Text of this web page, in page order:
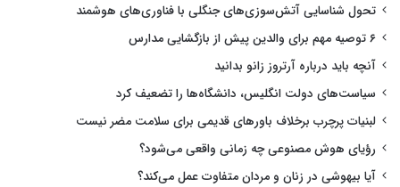
تحول شناسایی آتش‌سوزی‌های جنگلی با فناوری‌های هوشمند
۶ توصیه مهم برای والدین پیش از بازگشایی مدارس
آنچه باید درباره آرتروز زانو بدانید
سیاست‌های دولت انگلیس، دانشگاه‌ها را تضعیف کرد
لبنیات پرچرب برخلاف باورهای قدیمی برای سلامت مضر نیست
رؤیای هوش مصنوعی چه زمانی واقعی می‌شود؟
آیا بیهوشی در زنان و مردان متفاوت عمل می‌کند؟